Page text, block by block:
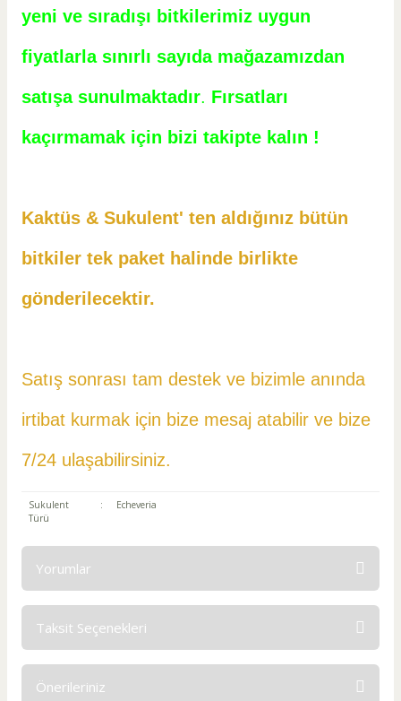
yeni ve sıradışı bitkilerimiz uygun
fiyatlarla sınırlı sayıda mağazamızdan
satışa sunulmaktadır. Fırsatları
kaçırmamak için bizi takipte kalın !
Kaktüs & Sukulent' ten aldığınız bütün
bitkiler tek paket halinde birlikte
gönderilecektir.
Satış sonrası tam destek ve bizimle anında
irtibat kurmak için bize mesaj atabilir ve bize
7/24 ulaşabilirsiniz.
Sukulent
Türü
: Echeveria
Yorumlar
Taksit Seçenekleri
Önerileriniz